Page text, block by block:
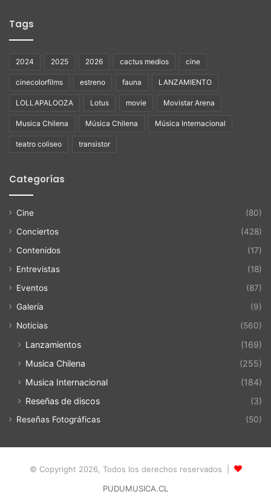
Tags
2024 2025 2026 cactus medios cine
cinecolorfilms estreno fauna LANZAMIENTO
LOLLAPALOOZA Lotus movie Movistar Arena
Musica Chilena Música Chilena Música Internacional
teatro coliseo transistor
Categorías
Cine
(80)
Conciertos
(428)
Contenidos
(17)
Entrevistas
(18)
Eventos
(87)
Galería
(9)
Noticias
(560)
Lanzamientos
(169)
Musica Chilena
(255)
Musica Internacional
(184)
Reseñas de discos
(3)
Reseñas Fotográficas (50)
© Copyright 2026, Todos los derechos reservados |
PUDUMUSICA.CL